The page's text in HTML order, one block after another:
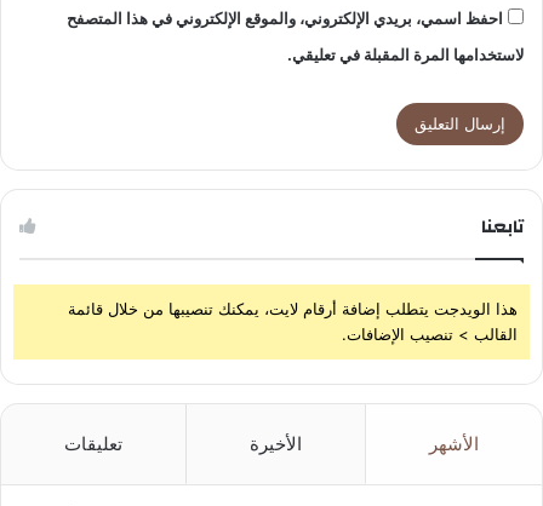
احفظ اسمي، بريدي الإلكتروني، والموقع الإلكتروني في هذا المتصفح
لاستخدامها المرة المقبلة في تعليقي.
تابعنا
هذا الويدجت يتطلب إضافة أرقام لايت، يمكنك تنصيبها من خلال قائمة
القالب > تنصيب الإضافات.
الأشهر الأخيرة تعليقات